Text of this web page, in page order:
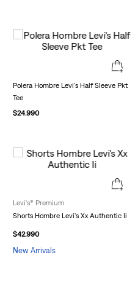
Polera Hombre Levi's Half Sleeve Pkt
Tee
$24.990
Levi's® Premium
Shorts Hombre Levi's Xx Authentic Ii
$42.990
New Arrivals